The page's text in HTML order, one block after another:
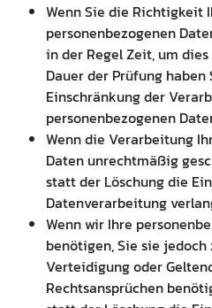
Wenn Sie die Richtigkeit
personenbezogenen
in der Regel Zeit, um
Dauer der Prüfung haben
Einschränkung der
personenbezogenen
Wenn die Verarbeitung
Daten unrechtmäßig
statt der Löschung die
Datenverarbeitung
Wenn wir Ihre
benötigen, Sie sie jedoch
Verteidigung oder
Rechtsansprüchen